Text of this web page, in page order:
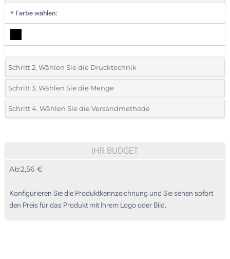
* Farbe wählen:
Schritt 2. Wählen Sie die Drucktechnik
*Wählen Sie die Druck- und Farbtechniken für Ihr Logo:
1 Farbig (Auf dem Cover)
3 Farbig (Auf dem Cover)
Ohne Werbedruck
Schritt 3. Wählen Sie die Menge
*Bitte wählen Sie Ihre gewünschte Menge
20
100
Schritt 4. Wählen Sie die Versandmethode
IHR BUDGET
Ab:2,56 €
Konfigurieren Sie die Produktkennzeichnung und Sie sehen sofort
den Preis für das Produkt mit Ihrem Logo oder Bild.